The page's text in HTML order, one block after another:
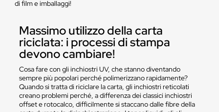
di film e imballaggi!
Massimo utilizzo della carta
riciclata: i processi di stampa
devono cambiare!
Cosa fare con gli inchiostri UV, che stanno diventando
sempre più popolari perché polimerizzano rapidamente?
Quando si tratta di riciclare la carta, gli inchiostri reticolati
creano problemi perché, a differenza dei classici inchiostri
offset e rotocalco, difficilmente si staccano dalle fibre della